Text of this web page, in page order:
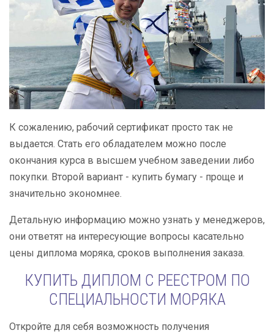
К сожалению, рабочий сертификат просто так не
выдается. Стать его обладателем можно после
окончания курса в высшем учебном заведении либо
покупки. Второй вариант - купить бумагу - проще и
значительно экономнее.
Детальную информацию можно узнать у менеджеров,
они ответят на интересующие вопросы касательно
цены диплома моряка, сроков выполнения заказа.
КУПИТЬ ДИПЛОМ С РЕЕСТРОМ ПО
СПЕЦИАЛЬНОСТИ МОРЯКА
Откройте для себя возможность получения